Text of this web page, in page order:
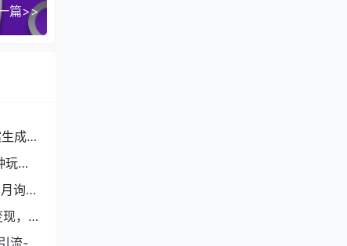
篇>>
成
玩
询盘
，
流-